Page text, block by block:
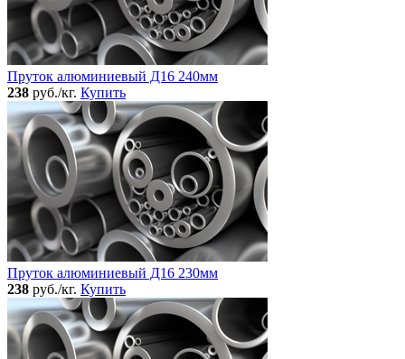
Пруток алюминиевый Д16 240мм
238 руб./кг. Купить
Пруток алюминиевый Д16 230мм
238 руб./кг. Купить